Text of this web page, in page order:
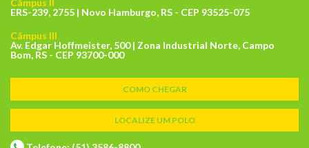
Câmpus II
ERS-239, 2755 | Novo Hamburgo, RS - CEP 93525-075
Câmpus III
Av. Edgar Hoffmeister, 500 | Zona Industrial Norte, Campo
Bom, RS - CEP 93700-000
COMO CHEGAR
LOCALIZE UM POLO